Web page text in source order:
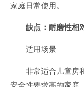
家庭日常使用。
缺点：耐磨性相
适用场景
非常适合儿童房